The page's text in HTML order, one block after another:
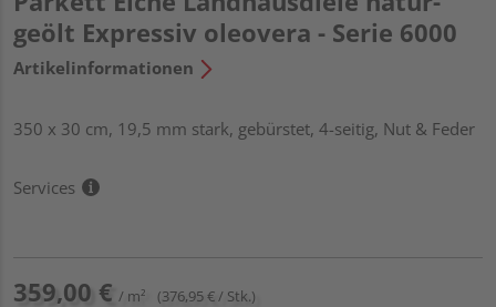
geölt Expressiv oleovera - Serie 6000
Artikelinformationen
350 x 30 cm, 19,5 mm stark, gebürstet, 4-seitig, Nut & Feder
Services
359,00 € / m² (376,95 € / Stk.)